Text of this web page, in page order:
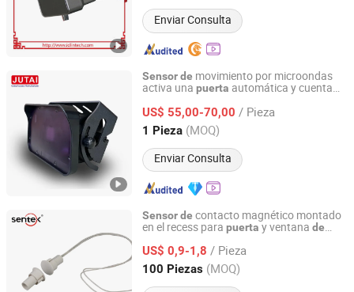
Enviar Consulta
Sensorde movimiento por microondas
activa una puerta automática y cuenta
US$ 55,00-70,00 / Pieza
1 Pieza (MOQ)
Enviar Consulta
Shenzhen Jutai Comm Co., Ltd.
Guangdong, China Desde 2021
Sensorde contacto magnético montado
en el recess para puerta y ventana de
US$ 0,9-1,8 / Pieza
100 Piezas (MOQ)
Ningbo Sentek Electronics Co., Ltd.
Zhejiang, China Desde 2010